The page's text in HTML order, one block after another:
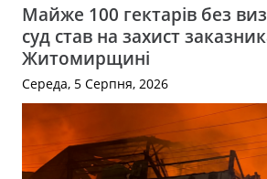
Майже 100 гектарів без
суд став на захист
Житомирщині
Середа, 5 Серпня, 2026